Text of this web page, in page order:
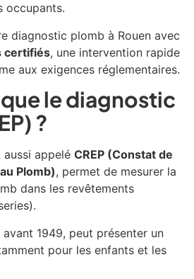
occupants.
diagnostic plomb à Rouen avec
certifiés, une intervention rapide
aux exigences réglementaires.
le diagnostic
?
appelé CREP (Constat de
Plomb), permet de mesurer la
dans les revêtements
1949, peut présenter un
pour les enfants et les